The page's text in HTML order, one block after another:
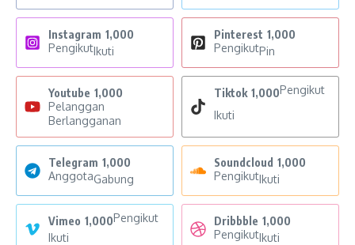
Instagram 1,000
PengikutIkuti
Pinterest 1,000
PengikutPin
Youtube 1,000
Pelanggan
Berlangganan
Tiktok 1,000Pengikut
Ikuti
Telegram 1,000
AnggotaGabung
Soundcloud 1,000
PengikutIkuti
Vimeo 1,000Pengikut
Ikuti
Dribbble 1,000
PengikutIkuti